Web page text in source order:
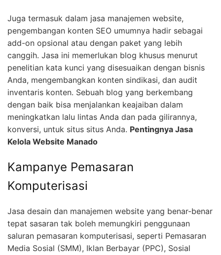
Juga termasuk dalam jasa manajemen website,
pengembangan konten SEO umumnya hadir sebagai
add-on opsional atau dengan paket yang lebih
canggih. Jasa ini memerlukan blog khusus menurut
penelitian kata kunci yang disesuaikan dengan bisnis
Anda, mengembangkan konten sindikasi, dan audit
inventaris konten. Sebuah blog yang berkembang
dengan baik bisa menjalankan keajaiban dalam
meningkatkan lalu lintas Anda dan pada gilirannya,
konversi, untuk situs situs Anda. Pentingnya Jasa
Kelola Website Manado
Kampanye Pemasaran
Komputerisasi
Jasa desain dan manajemen website yang benar-benar
tepat sasaran tak boleh memungkiri penggunaan
saluran pemasaran komputerisasi, seperti Pemasaran
Media Sosial (SMM), Iklan Berbayar (PPC), Sosial